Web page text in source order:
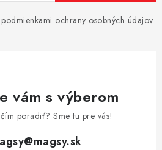
podmienkami ochrany osobných údajov
vám s výberom
poradiť? Sme tu pre vás!
@magsy.sk